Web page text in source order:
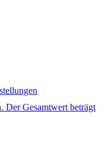
Der Gesamtwert beträgt